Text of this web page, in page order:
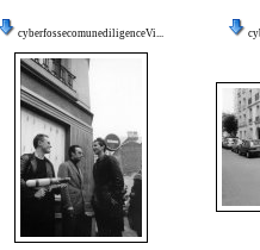
cyberfossecomunediligenceVi...